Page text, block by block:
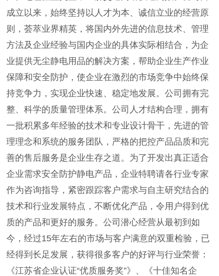
成立以来，始终坚持以人才为本、诚信立业的经营原
则，荟萃业界精英，将国内外先进的信息技术、管理
方法及企业经验与国内企业的具体实际相结合，为企
业提供无尘静电用品的解决方案，帮助企业生产作业
保障和安全防护，使企业在激烈的市场竞争中始终保
持竞争力，实现企业快速、稳定地发展。公司拥有完
整、科学的质量管理体系。公司人才结构合理，拥有
一批积累多年经验的技术和专业设计骨干，先进的管
理理念和系统的服务团队，严格的把控产品品质和完
善的售后服务是企业生存之道。为了开发出真正适合
企业需求安全防护静电产品，企业特聘请各行业专家
作为咨询指导，紧密跟踪客户需求与自主研究结合的
技术和行业发展特点，不断优化产品，令用户得到优
质的产品和更好的服务。公司潜心经营从最初到如
今，经过15年左右的市场与客户满意的双重检验，已
经得到长足发展，获得很多客户的好评与行业荣誉：
《江苏省企业认证“优质服务奖”》、《十佳知名企